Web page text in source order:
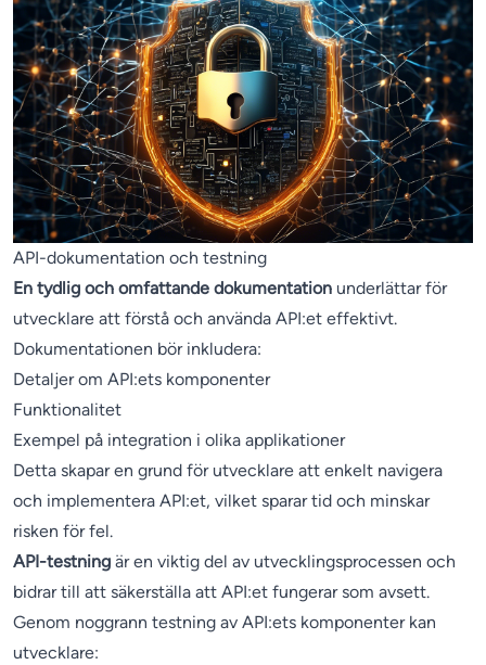
API-dokumentation och testning
En tydlig och omfattande dokumentation underlättar för
utvecklare att förstå och använda API:et effektivt.
Dokumentationen bör inkludera:
Detaljer om API:ets komponenter
Funktionalitet
Exempel på integration i olika applikationer
Detta skapar en grund för utvecklare att enkelt navigera
och implementera API:et, vilket sparar tid och minskar
risken för fel.
API-testning är en viktig del av utvecklingsprocessen och
bidrar till att säkerställa att API:et fungerar som avsett.
Genom noggrann testning av API:ets komponenter kan
utvecklare: